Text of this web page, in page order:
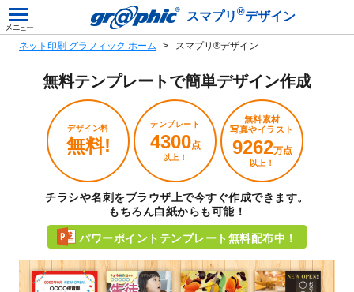
スマプリ ®デザイン
ネット印刷 グラフィック ホーム スマプリ®デザイン
無料テンプレートで簡単デザイン作成
デザイン料
無料!
テンプレート
4300点
以上！
無料素材
写真やイラスト
9262万点
以上！
チラシや名刺をブラウザ上で今すぐ作成できます。
もちろん白紙からも可能！
パワーポイントテンプレート無料配布中！